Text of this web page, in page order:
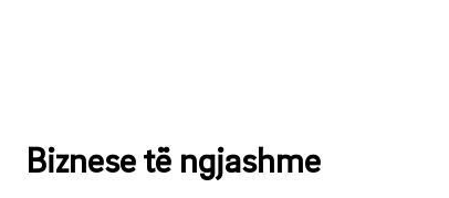
Biznese të ngjashme